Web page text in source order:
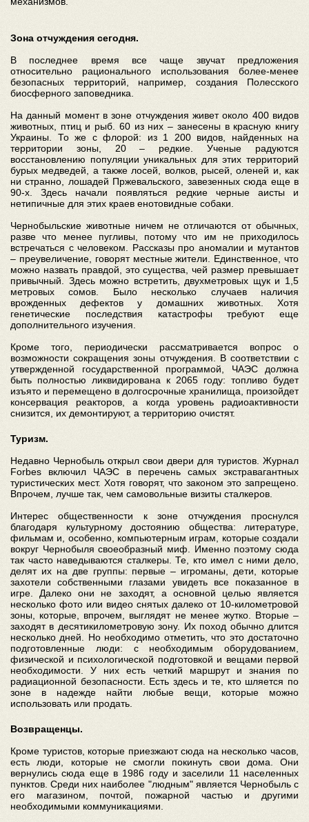
Зона отчуждения сегодня.
В последнее время все чаще звучат предложения
относительно рационального использования более-менее
безопасных территорий, например, создания Полесского
биосферного заповедника.
На данный момент в зоне отчуждения живет около 400 видов
животных, птиц и рыб. 60 из них – занесены в красную книгу
Украины. То же с флорой: из 1 200 видов, найденных на
территории зоны, 20 – редкие. Ученые радуются
восстановлению популяции уникальных для этих территорий
бурых медведей, а также лосей, волков, рысей, оленей и, как
ни странно, лошадей Пржевальского, завезенных сюда еще в
90-х. Здесь начали появляться редкие черные аисты и
нетипичные для этих краев енотовидные собаки.
Чернобыльские животные ничем не отличаются от обычных,
разве что менее пугливы, потому что им не приходилось
встречаться с человеком. Рассказы про аномалии и мутантов
– преувеличение, говорят местные жители. Единственное, что
можно назвать правдой, это существа, чей размер превышает
привычный. Здесь можно встретить, двухметровых щук и 1,5
метровых сомов. Было несколько случаев наличия
врожденных дефектов у домашних животных. Хотя
генетические последствия катастрофы требуют еще
дополнительного изучения.
Кроме того, периодически рассматривается вопрос о
возможности сокращения зоны отчуждения. В соответствии с
утвержденной государственной программой, ЧАЭС должна
быть полностью ликвидирована к 2065 году: топливо будет
изъято и перемещено в долгосрочные хранилища, произойдет
консервация реакторов, а когда уровень радиоактивности
снизится, их демонтируют, а территорию очистят.
Туризм.
Недавно Чернобыль открыл свои двери для туристов. Журнал
Forbes включил ЧАЭС в перечень самых экстравагантных
туристических мест. Хотя говорят, что законом это запрещено.
Впрочем, лучше так, чем самовольные визиты сталкеров.
Интерес общественности к зоне отчуждения проснулся
благодаря культурному достоянию общества: литературе,
фильмам и, особенно, компьютерным играм, которые создали
вокруг Чернобыля своеобразный миф. Именно поэтому сюда
так часто наведываются сталкеры. Те, кто имел с ними дело,
делят их на две группы: первые – игроманы, дети, которые
захотели собственными глазами увидеть все показанное в
игре. Далеко они не заходят, а основной целью является
несколько фото или видео снятых далеко от 10-километровой
зоны, которые, впрочем, выглядят не менее жутко. Вторые –
заходят в десятикилометровую зону. Их поход обычно длится
несколько дней. Но необходимо отметить, что это достаточно
подготовленные люди: с необходимым оборудованием,
физической и психологической подготовкой и вещами первой
необходимости. У них есть четкий маршрут и знания по
радиационной безопасности. Есть здесь и те, кто шляется по
зоне в надежде найти любые вещи, которые можно
использовать или продать.
Возвращенцы.
Кроме туристов, которые приезжают сюда на несколько часов,
есть люди, которые не смогли покинуть свои дома. Они
вернулись сюда еще в 1986 году и заселили 11 населенных
пунктов. Среди них наиболее "людным" является Чернобыль с
его магазином, почтой, пожарной частью и другими
необходимыми коммуникациями.